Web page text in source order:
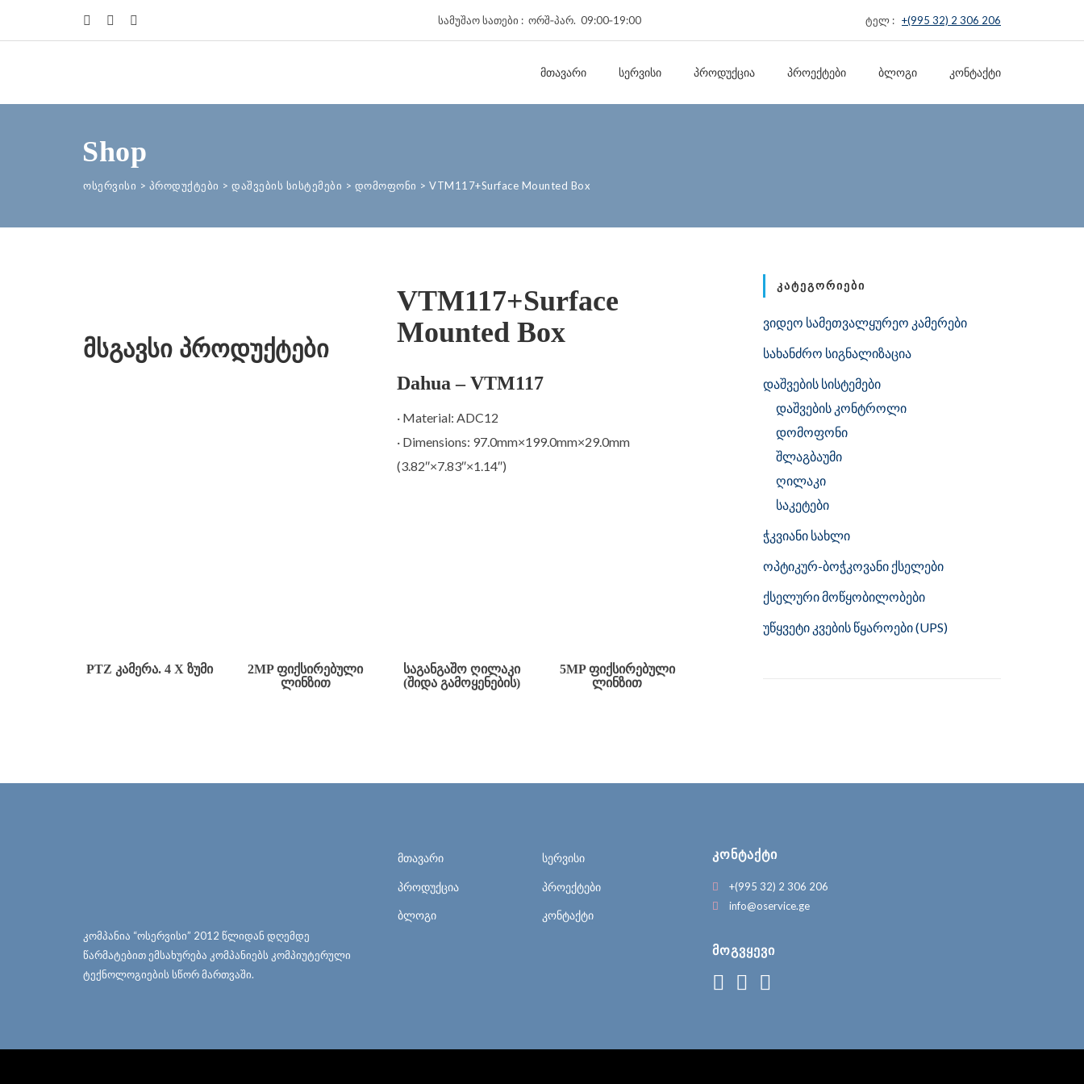
სამუშაო სათები : ორშ‑პარ. 09:00‑19:00 ტელ : +(995 32) 2 306 206
ᲛᲗᲐᲕᲐᲠᲘ ᲡᲔᲠᲕᲘᲡᲘ ᲞᲠᲝᲓᲣᲥᲪᲘᲐ ᲞᲠᲝᲔᲥᲢᲔᲑᲘ ᲑᲚᲝᲒᲘ ᲙᲝᲜᲢᲐᲥᲢᲘ
Shop
ოსერვისი > პროდუქტები > დაშვების სისტემები > დომოფონი > VTM117+Surface Mounted Box
VTM117+Surface
Mounted Box
Dahua – VTM117
· Material: ADC12
· Dimensions: 97.0mm×199.0mm×29.0mm
(3.82″×7.83″×1.14″)
მსგავსი პროდუქტები
PTZ ᲙᲐᲛᲔᲠᲐ. 4 X ᲖᲣᲛᲘ
2MP ᲤᲘᲥᲡᲘᲠᲔᲑᲣᲚᲘ
ᲚᲘᲜᲖᲘᲗ
ᲡᲐᲒᲐᲜᲒᲐᲨᲝ ᲦᲘᲚᲐᲙᲘ
(ᲨᲘᲓᲐ ᲒᲐᲛᲝᲧᲔᲜᲔᲑᲘᲡ)
5MP ᲤᲘᲥᲡᲘᲠᲔᲑᲣᲚᲘ
ᲚᲘᲜᲖᲘᲗ
ᲙᲐᲢᲔᲒᲝᲠᲘᲔᲑᲘ
ვიდეო სამეთვალყურეო კამერები
სახანძრო სიგნალიზაცია
დაშვების სისტემები
დაშვების კონტროლი
დომოფონი
შლაგბაუმი
ღილაკი
საკეტები
ჭკვიანი სახლი
ოპტიკურ-ბოჭკოვანი ქსელები
ქსელური მოწყობილობები
უწყვეტი კვების წყაროები (UPS)
კომპანია “ოსერვისი” 2012 წლიდან დღემდე
წარმატებით ემსახურება კომპანიებს კომპიუტერული
ტექნოლოგიების სწორ მართვაში.
მთავარი სერვისი
პროდუქცია პროექტები
ბლოგი კონტაქტი
ᲙᲝᲜᲢᲐᲥᲢᲘ
+(995 32) 2 306 206
info@oservice.ge
ᲛᲝᲒᲕᲧᲔᲕᲘ